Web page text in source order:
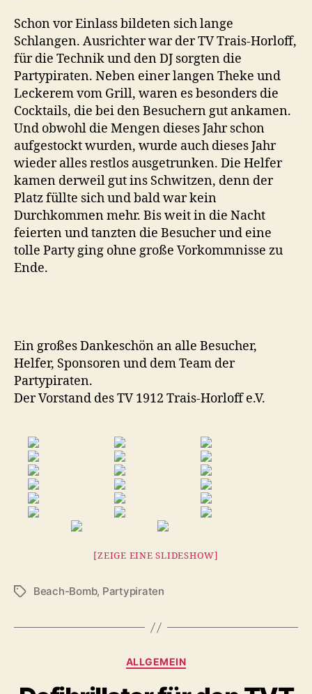
Schon vor Einlass bildeten sich lange
Schlangen. Ausrichter war der TV Trais-Horloff,
für die Technik und den DJ sorgten die
Partypiraten. Neben einer langen Theke und
Leckerem vom Grill, waren es besonders die
Cocktails, die bei den Besuchern gut ankamen.
Und obwohl die Mengen dieses Jahr schon
aufgestockt wurden, wurde auch dieses Jahr
wieder alles restlos ausgetrunken. Die Helfer
kamen derweil gut ins Schwitzen, denn der
Platz füllte sich und bald war kein
Durchkommen mehr. Bis weit in die Nacht
feierten und tanzten die Besucher und eine
tolle Party ging ohne große Vorkommnisse zu
Ende.
Ein großes Dankeschön an alle Besucher,
Helfer, Sponsoren und dem Team der
Partypiraten.
Der Vorstand des TV 1912 Trais-Horloff e.V.
[ZEIGE EINE SLIDESHOW]
Schlagwörter
Beach-Bomb, Partypiraten
Kategorien
ALLGEMEIN